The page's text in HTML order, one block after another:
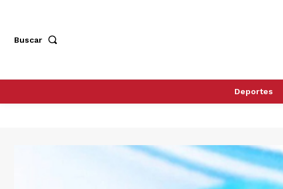
Buscar
Deportes